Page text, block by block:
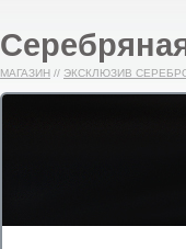
МАГАЗИН // ЭКСКЛЮЗИВ